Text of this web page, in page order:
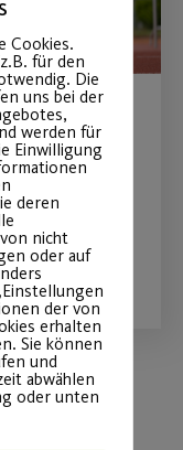
Cookies.
für den
Die
uns bei der
werden für
Einwilligung
deren
nicht
oder auf
der von
erhalten
Sie können
und
abwählen
oder unten